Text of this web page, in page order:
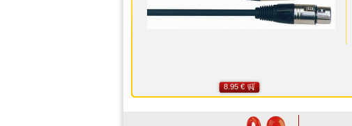
8.95 €